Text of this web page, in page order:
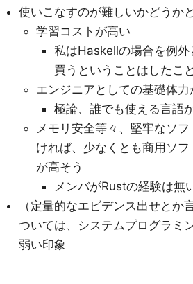
使いこなすのが難しいかどうか
学習コストが高い
私はHaskellの場合を例
買うということはしたこ
エンジニアとしての基礎体
極論、誰でも使える言語
メモリ安全等々、堅牢なソ
ければ、少なくとも商用ソ
が高そう
メンバがRustの経験は無
（定量的なエビデンス出せと
ついては、システムプログラミ
弱い印象